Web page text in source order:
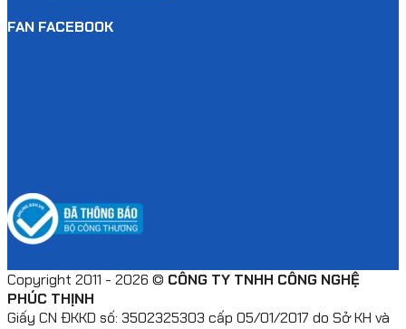
FAN FACEBOOK
Copyright 2011 - 2026 © CÔNG TY TNHH CÔNG NGHỆ
PHÚC THỊNH
Giấy CN ĐKKD số: 3502325303 cấp 05/01/2017 do Sở KH và